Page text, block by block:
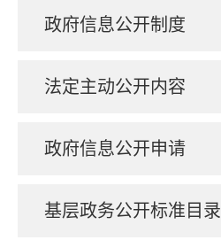
政府信息公开制度
法定主动公开内容
政府信息公开申请
基层政务公开标准目录